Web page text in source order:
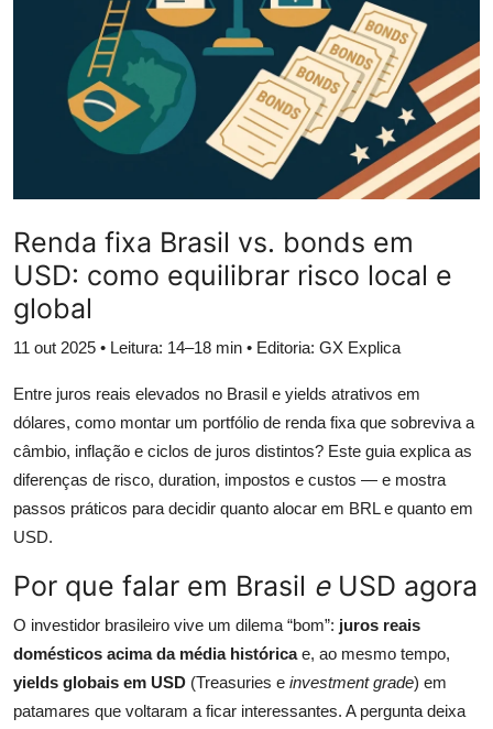
Newsletter
Radar Econômico
Investimentos
Seguro de Vida
Motores do Brasil
Renda fixa Brasil vs. bonds em
USD: como equilibrar risco local e
global
11 out 2025 • Leitura: 14–18 min • Editoria: GX Explica
Entre juros reais elevados no Brasil e yields atrativos em
dólares, como montar um portfólio de renda fixa que sobreviva a
câmbio, inflação e ciclos de juros distintos? Este guia explica as
diferenças de risco, duration, impostos e custos — e mostra
passos práticos para decidir quanto alocar em BRL e quanto em
USD.
Por que falar em Brasil eUSD agora
O investidor brasileiro vive um dilema “bom”: juros reais
domésticos acima da média históricae, ao mesmo tempo,
yields globais em USD (Treasuries e investment grade) em
patamares que voltaram a ficar interessantes. A pergunta deixa